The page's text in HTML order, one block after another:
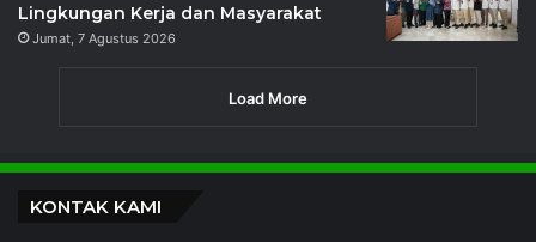
Lingkungan Kerja dan Masyarakat
Jumat, 7 Agustus 2026
Load More
KONTAK KAMI